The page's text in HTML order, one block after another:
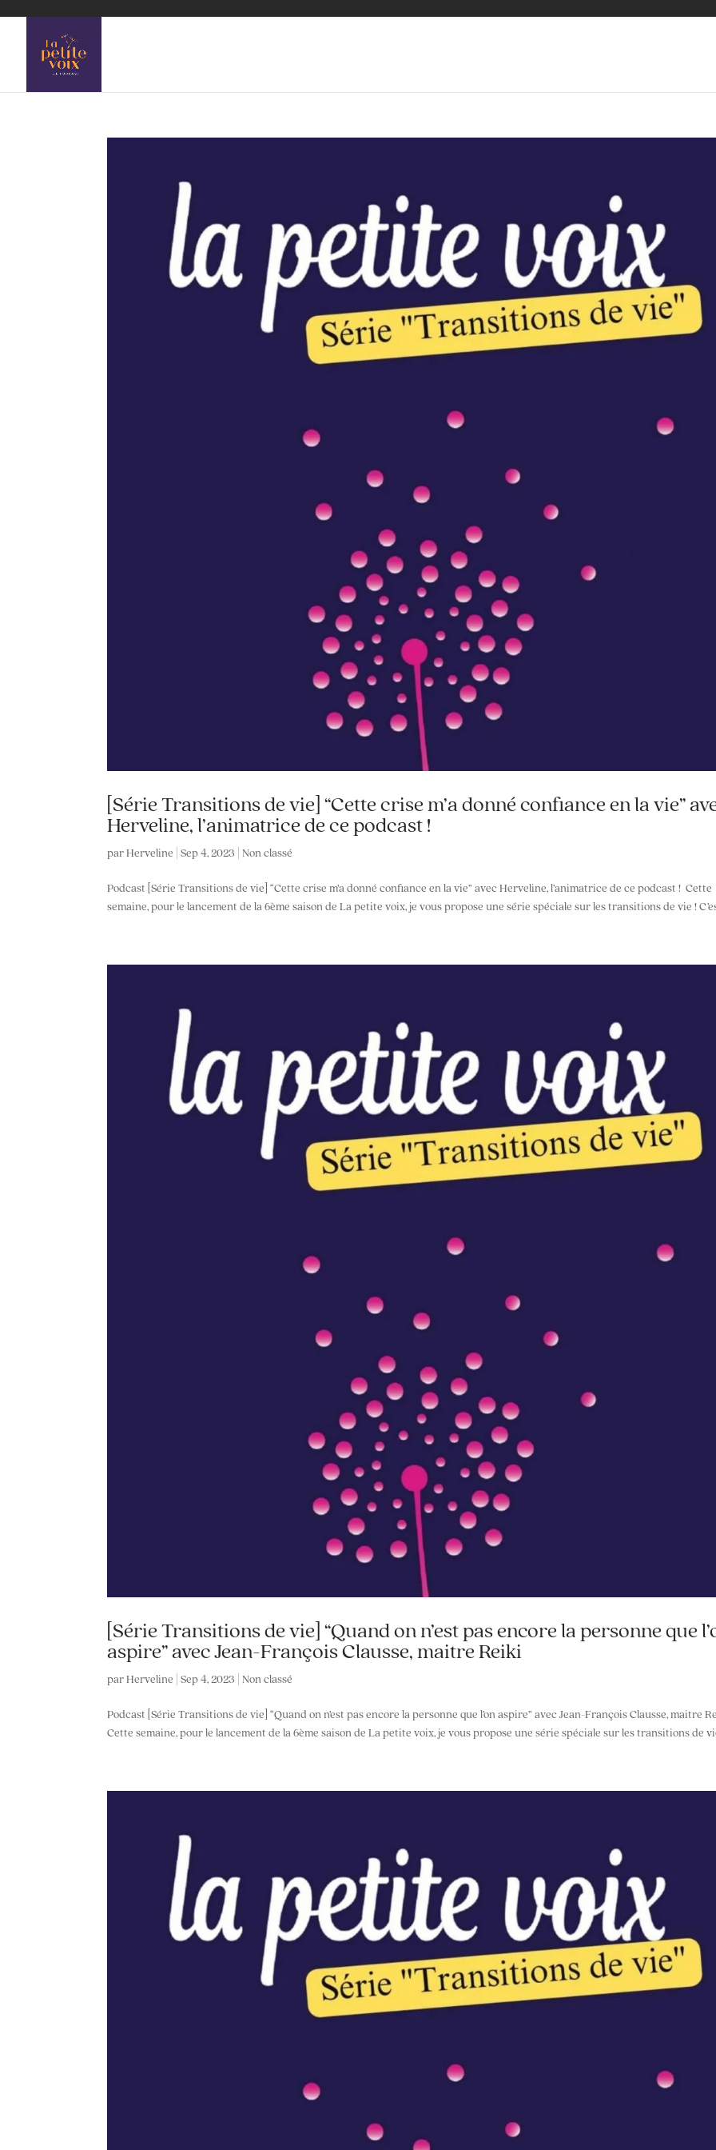
[Série Transitions de vie] “Cette crise m’a donné confiance en la vie”
Herveline, l’animatrice de ce podcast !
parHerveline |Sep 4, 2023 |Non classé
Podcast [Série Transitions de vie] “Cette crise m’a donné confiance en la vie” avec Herveline, l’animatrice de ce podcast ! Cette
semaine, pour le lancement de la 6ème saison de La petite voix, je vous propose une série spéciale sur les transitions de vie !
[Série Transitions de vie] “Quand on n’est pas encore la personne que
aspire” avec Jean-François Clausse, maitre Reiki
parHerveline |Sep 4, 2023 |Non classé
Podcast [Série Transitions de vie] “Quand on n’est pas encore la personne que l’on aspire” avec Jean-François Clausse, maitre
Cette semaine, pour le lancement de la 6ème saison de La petite voix, je vous propose une série spéciale sur les transitions de